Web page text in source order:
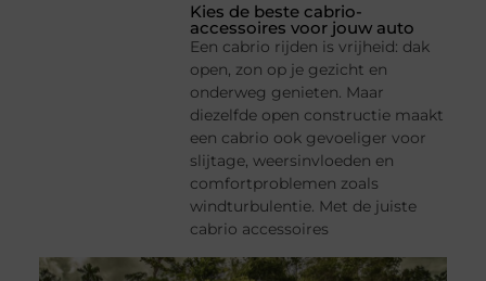
Kies de beste cabrio-
accessoires voor jouw auto
Een cabrio rijden is vrijheid: dak
open, zon op je gezicht en
onderweg genieten. Maar
diezelfde open constructie maakt
een cabrio ook gevoeliger voor
slijtage, weersinvloeden en
comfortproblemen zoals
windturbulentie. Met de juiste
cabrio accessoires